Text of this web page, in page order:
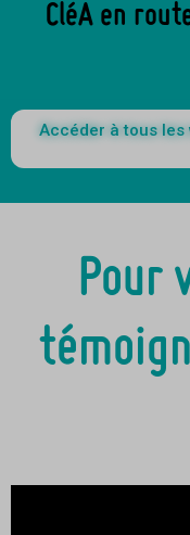
CléA en
Accéder à tous les
Pour